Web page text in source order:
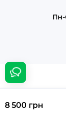
8 500 грн
Пн-